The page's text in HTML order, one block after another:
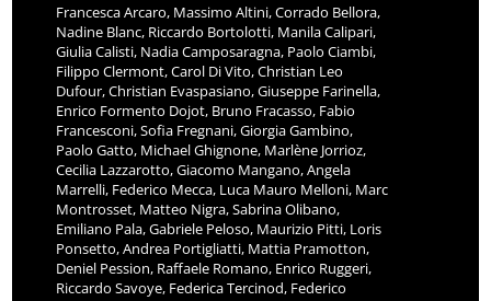
Francesca Arcaro, Massimo Altini, Corrado Bellora,
Nadine Blanc, Riccardo Bortolotti, Manila Calipari,
Giulia Calisti, Nadia Camposaragna, Paolo Ciambi,
Filippo Clermont, Carol Di Vito, Christian Leo
Dufour, Christian Evaspasiano, Giuseppe Farinella,
Enrico Formento Dojot, Bruno Fracasso, Fabio
Francesconi, Sofia Fregnani, Giorgia Gambino,
Paolo Gatto, Michael Ghignone, Marlène Jorrioz,
Cecilia Lazzarotto, Giacomo Mangano, Angela
Marrelli, Federico Mecca, Luca Mauro Melloni, Marc
Montrosset, Matteo Nigra, Sabrina Olibano,
Emiliano Pala, Gabriele Peloso, Maurizio Pitti, Loris
Ponsetto, Andrea Portigliatti, Mattia Pramotton,
Deniel Pession, Raffaele Romano, Enrico Ruggeri,
Riccardo Savoye, Federica Tercinod, Federico